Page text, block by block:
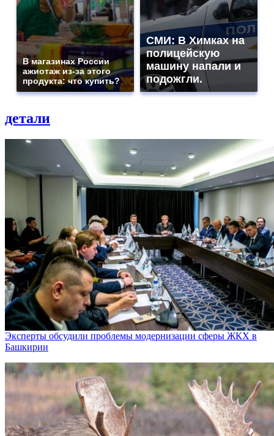
В магазинах России
ажиотаж из-за этого
продукта: что купить?
СМИ: В Химках на
полицейскую
машину напали и
подожгли.
детали
Эксперты обсудили проблемы модернизации сферы ЖКХ в
Башкирии